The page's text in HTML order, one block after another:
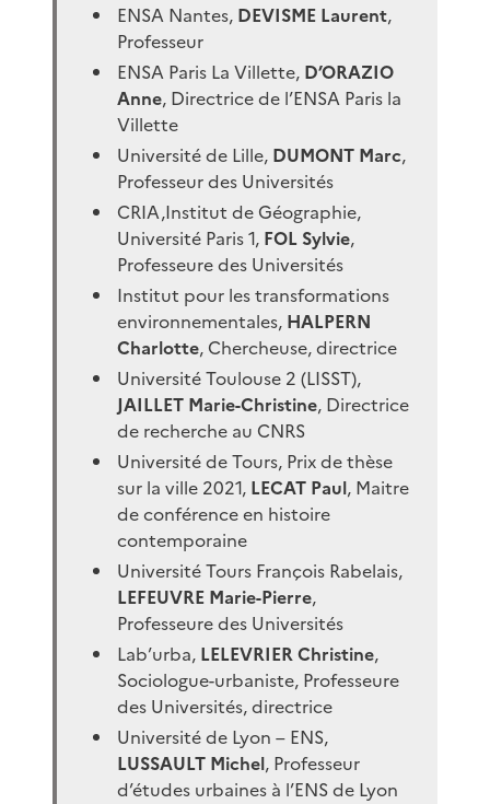
ENSA Nantes, DEVISME Laurent,
Professeur
ENSA Paris La Villette, D’ORAZIO
Anne, Directrice de l’ENSA Paris la
Villette
Université de Lille, DUMONT Marc,
Professeur des Universités
CRIA,Institut de Géographie,
Université Paris 1, FOL Sylvie,
Professeure des Universités
Institut pour les transformations
environnementales, HALPERN
Charlotte, Chercheuse, directrice
Université Toulouse 2 (LISST),
JAILLET Marie-Christine, Directrice
de recherche au CNRS
Université de Tours, Prix de thèse
sur la ville 2021, LECAT Paul, Maitre
de conférence en histoire
contemporaine
Université Tours François Rabelais,
LEFEUVRE Marie-Pierre,
Professeure des Universités
Lab’urba, LELEVRIER Christine,
Sociologue-urbaniste, Professeure
des Universités, directrice
Université de Lyon – ENS,
LUSSAULT Michel, Professeur
d’études urbaines à l’ENS de Lyon